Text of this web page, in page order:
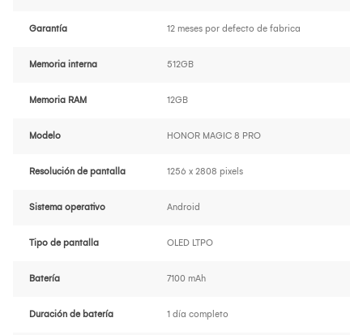
Garantía 12 meses por defecto de fabrica
Memoria interna 512GB
Memoria RAM 12GB
Modelo HONOR MAGIC 8 PRO
Resolución de pantalla 1256 x 2808 pixels
Sistema operativo Android
Tipo de pantalla OLED LTPO
Batería 7100 mAh
Duración de batería 1 día completo